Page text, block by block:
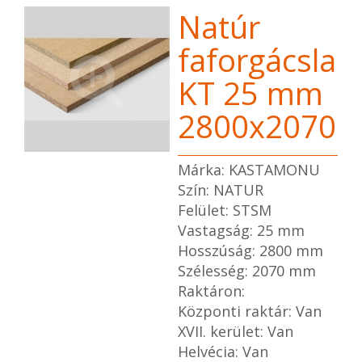
Natúr
faforgácslap
KT 25 mm
2800x2070
Márka: KASTAMONU
Szín: NATUR
Felület: STSM
Vastagság: 25 mm
Hosszúság: 2800 mm
Szélesség: 2070 mm
Raktáron:
Központi raktár: Van
XVII. kerület: Van
Helvécia: Van